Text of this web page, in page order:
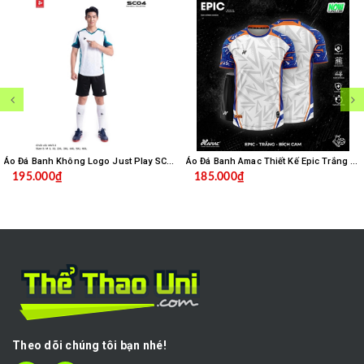
Áo Đá Banh Không Logo Just Play SC04 - Trắng
195.000₫
Áo Đá Banh Amac Thiết Kế Epic Trắng Bích
185.000₫
Theo dõi chúng tôi bạn nhé!